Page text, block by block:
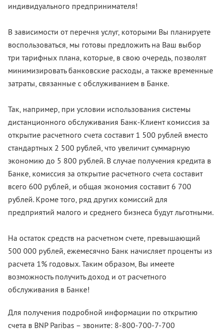
индивидуального предпринимателя!
В зависимости от перечня услуг, которыми Вы планируете
воспользоваться, мы готовы предложить на Ваш выбор
три тарифных плана, которые, в свою очередь, позволят
минимизировать банковские расходы, а также временные
затраты, связанные с обслуживанием в Банке.
Так, например, при условии использования системы
дистанционного обслуживания Банк-Клиент комиссия за
открытие расчетного счета составит 1 500 рублей вместо
стандартных 2 500 рублей, что увеличит суммарную
экономию до 5 800 рублей. В случае получения кредита в
Банке, комиссия за открытие расчетного счета составит
всего 600 рублей, и общая экономия составит 6 700
рублей. Кроме того, ряд других комиссий для
предприятий малого и среднего бизнеса будут льготными.
На остаток средств на расчетном счете, превышающий
500 000 рублей, ежемесячно Банк начисляет проценты из
расчета 1% годовых. Таким образом, Вы имеете
возможность получить доход и от расчетного
обслуживания в Банке!
Для получения подробной информации по открытию
счета в BNP Paribas – звоните: 8-800-700-7-700